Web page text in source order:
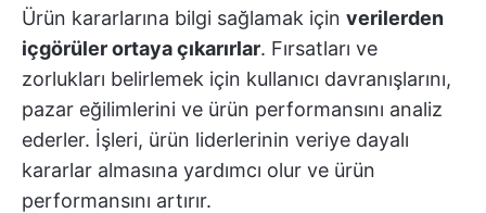
Ürün kararlarına bilgi sağlamak için verilerden
içgörüler ortaya çıkarırlar. Fırsatları ve
zorlukları belirlemek için kullanıcı davranışlarını,
pazar eğilimlerini ve ürün performansını analiz
ederler. İşleri, ürün liderlerinin veriye dayalı
kararlar almasına yardımcı olur ve ürün
performansını artırır.